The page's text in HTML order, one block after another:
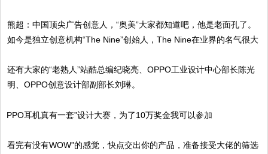
熊超：中国顶尖广告创意人，“奥美”大家都知道吧，他是老面孔了。
如今是独立创意机构“The Nine”创始人，The Nine在业界的名气很大
还有大家的“老熟人”站酷总编纪晓亮、OPPO工业设计中心部长陈光
明、OPPO创意设计部副部长刘琳。
看完有没有WOW”的感觉，快点交出你的产品，准备接受大佬的筛选